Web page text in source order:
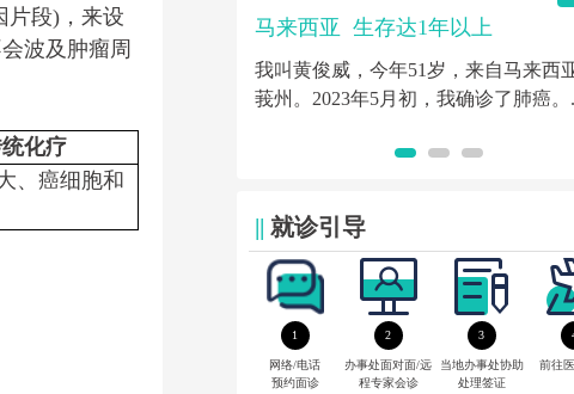
达1年以上
年51岁，来自马来西亚雪兰
马来西亚 生存达5年以上
来自马来西亚的莱妮，2019年被诊断
IIIB期乳腺癌，伴随淋巴结转移，经
|| 就诊引导
1
网络/电话
预约面诊
2
办事处面对面/远
程专家会诊
3
当地办事处协助
处理签证
前往
片段)，来设
波及肿瘤周
统化疗
、癌细胞和